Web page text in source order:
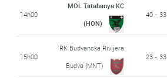
14h00
MOL Tatabanya KC
(HON)
40 - 33
15h00
RK Budvanska Rivijera
Budva (MNT)
23 - 33